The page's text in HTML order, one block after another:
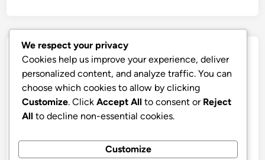
Nejnovější příspěvky
Právní předpisy: Změny a dopady rodinného práva
Nařízení EU: Dopad na české národní zákony a shodu
Správa právních dokumentů: aplikace, funkce a
Výzvy v oblasti dodržování předpisů: Malé podniky,
We respect your privacy
Cookies help us improve your experience, deliver
personalized content, and analyze traffic. You can
choose which cookies to allow by clicking
Customize. Click Accept All to consent or Reject
All to decline non-essential cookies.
Customize